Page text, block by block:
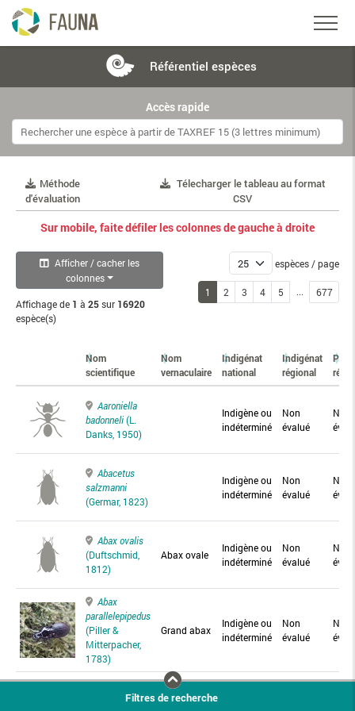
Référentiel espèces
Accès rapide
Méthode
d'évaluation
Télecharger le tableau au format
CSV
Sur mobile, faite défiler les colonnes de gauche à droite
Afficher / cacher les
colonnes
Affichage de 1 à 25sur 16920
espèce(s)
espèces / page
1 2 3 4 5 ... 677
Nom
scientifique
Nom
vernaculaire
Indigénat
national
Indigénat
régional
Aaroniella
badonneli(L.
Danks, 1950)
Indigène ou
indéterminé
Non
évalué
Non
Abacetus
salzmanni
(Germar, 1823)
Indigène ou
indéterminé
Non
évalué
Non
Abax ovalis
(Duftschmid,
1812)
Abax ovale
Indigène ou
indéterminé
Non
évalué
Non
Abax
parallelepipedus
(Piller &
Mitterpacher,
1783)
Grand abax
Indigène ou
indéterminé
Non
évalué
Non
Abax
Abax
Filtres de recherche